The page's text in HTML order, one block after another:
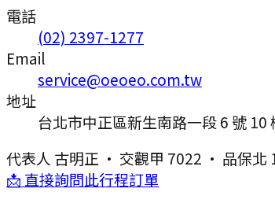
電話
(02) 2397-1277
Email
service@oeoeo.com.tw
地址
台北市中正區新生南路一段 6 號 10
代表人 古明正 · 交觀甲 7022 · 品保北
📩 直接詢問此行程訂單